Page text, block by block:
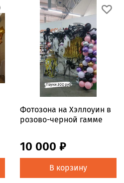
Фотозона на Хэллоуин в
розово-черной гамме
10 000 ₽
В корзину